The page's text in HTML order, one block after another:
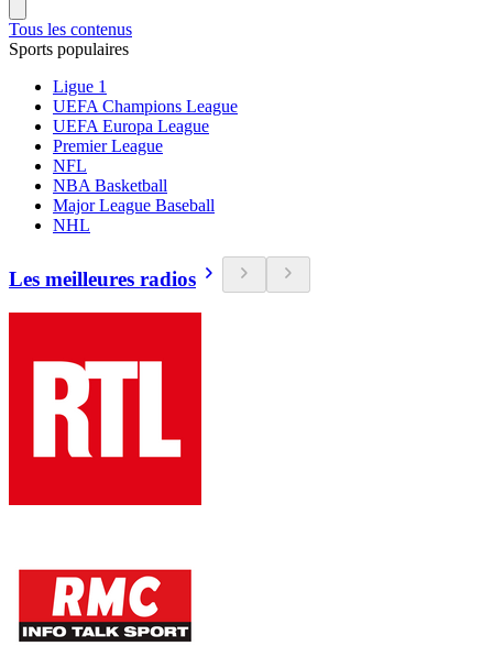
Tous les contenus
Sports populaires
Ligue 1
UEFA Champions League
UEFA Europa League
Premier League
NFL
NBA Basketball
Major League Baseball
NHL
Les meilleures radios